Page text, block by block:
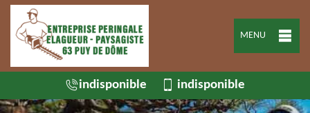
MENU
indisponible indisponible